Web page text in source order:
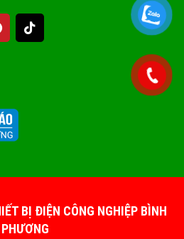
BỊ ĐIỆN CÔNG NGHIỆP BÌNH
PHƯƠNG